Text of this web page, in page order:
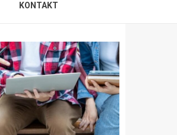
KONTAKT